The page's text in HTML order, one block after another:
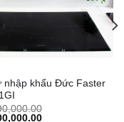
Wishlist
nhập khẩu Đức Faster
Current